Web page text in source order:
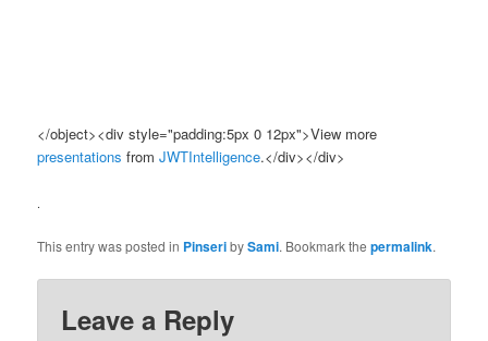
</object><div style="padding:5px 0 12px">View more
presentations fromJWTIntelligence.</div></div>
.
This entry was posted in PinseribySami. Bookmark thepermalink.
Leave a Reply